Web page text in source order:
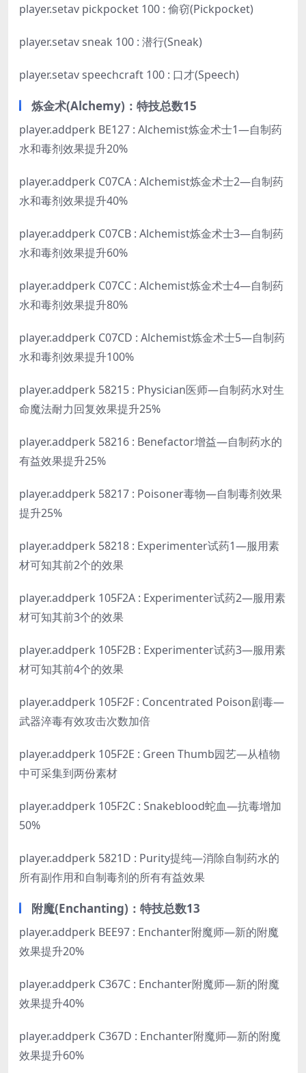
player.setav pickpocket 100 : 偷窃(Pickpocket)
player.setav sneak 100 : 潜行(Sneak)
player.setav speechcraft 100 : 口才(Speech)
炼金术(Alchemy)：特技总数15
player.addperk BE127 : Alchemist炼金术士1—自制药
水和毒剂效果提升20%
player.addperk C07CA : Alchemist炼金术士2—自制药
水和毒剂效果提升40%
player.addperk C07CB : Alchemist炼金术士3—自制药
水和毒剂效果提升60%
player.addperk C07CC : Alchemist炼金术士4—自制药
水和毒剂效果提升80%
player.addperk C07CD : Alchemist炼金术士5—自制药
水和毒剂效果提升100%
player.addperk 58215 : Physician医师—自制药水对生
命魔法耐力回复效果提升25%
player.addperk 58216 : Benefactor增益—自制药水的
有益效果提升25%
player.addperk 58217 : Poisoner毒物—自制毒剂效果
提升25%
player.addperk 58218 : Experimenter试药1—服用素
材可知其前2个的效果
player.addperk 105F2A : Experimenter试药2—服用素
材可知其前3个的效果
player.addperk 105F2B : Experimenter试药3—服用素
材可知其前4个的效果
player.addperk 105F2F : Concentrated Poison剧毒—
武器淬毒有效攻击次数加倍
player.addperk 105F2E : Green Thumb园艺—从植物
中可采集到两份素材
player.addperk 105F2C : Snakeblood蛇血—抗毒增加
50%
player.addperk 5821D : Purity提纯—消除自制药水的
所有副作用和自制毒剂的所有有益效果
附魔(Enchanting)：特技总数13
player.addperk BEE97 : Enchanter附魔师—新的附魔
效果提升20%
player.addperk C367C : Enchanter附魔师—新的附魔
效果提升40%
player.addperk C367D : Enchanter附魔师—新的附魔
效果提升60%